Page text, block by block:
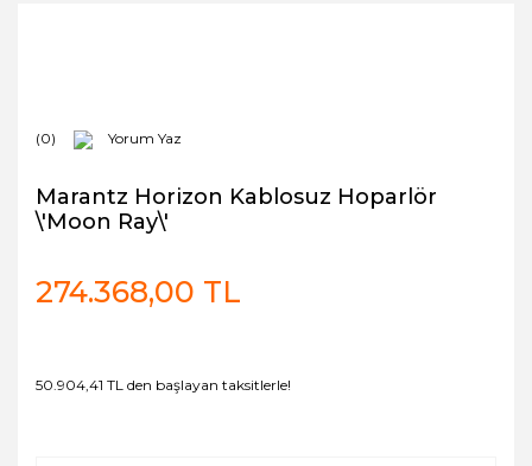
(0) Yorum Yaz
Marantz Horizon Kablosuz Hoparlör
\'Moon Ray\'
274.368,00 TL
50.904,41 TL den başlayan taksitlerle!